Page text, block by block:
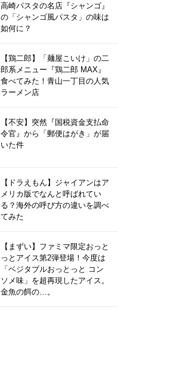
高崎パスタの名店『シャンゴ』
の「シャンゴ風パスタ」の味は
如何に？
【鶏二郎】「麺屋こいけ」の二
郎系メニュー『鶏二郎 MAX』
食べてみた！青山一丁目の人気
ラーメン店
【不安】突然『国税資金支払命
令官』から「郵便はがき」が届
いた件
【ドラえもん】ジャイアンはア
メリカ版でなんと呼ばれてい
る？海外の呼び方の違いを調べ
てみた
【まずい】ファミマ限定おっと
っとアイス第2弾登場！今度は
「ベジタブルおっとっと コン
ソメ味」を超再現したアイス。
金魚の餌の…。